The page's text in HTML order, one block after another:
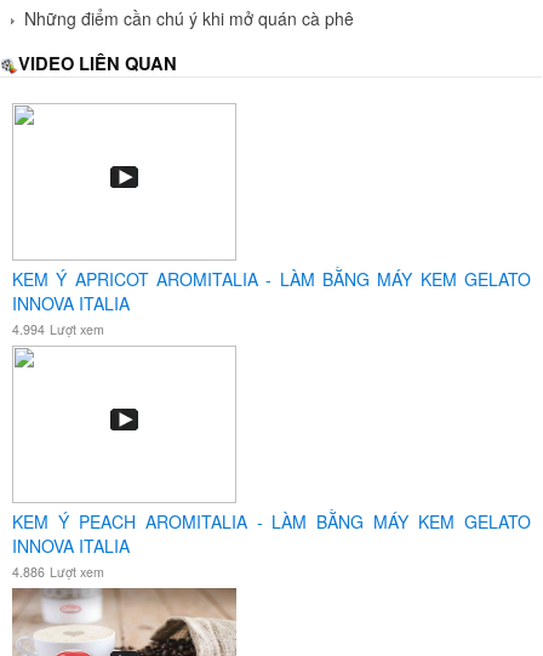
Những điểm cần chú ý khi mở quán cà phê
VIDEO LIÊN QUAN
KEM Ý APRICOT AROMITALIA - LÀM BẰNG MÁY KEM GELATO
INNOVA ITALIA
4.994 Lượt xem
KEM Ý PEACH AROMITALIA - LÀM BẰNG MÁY KEM GELATO
INNOVA ITALIA
4.886 Lượt xem